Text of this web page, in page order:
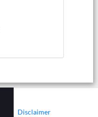
Disclaimer